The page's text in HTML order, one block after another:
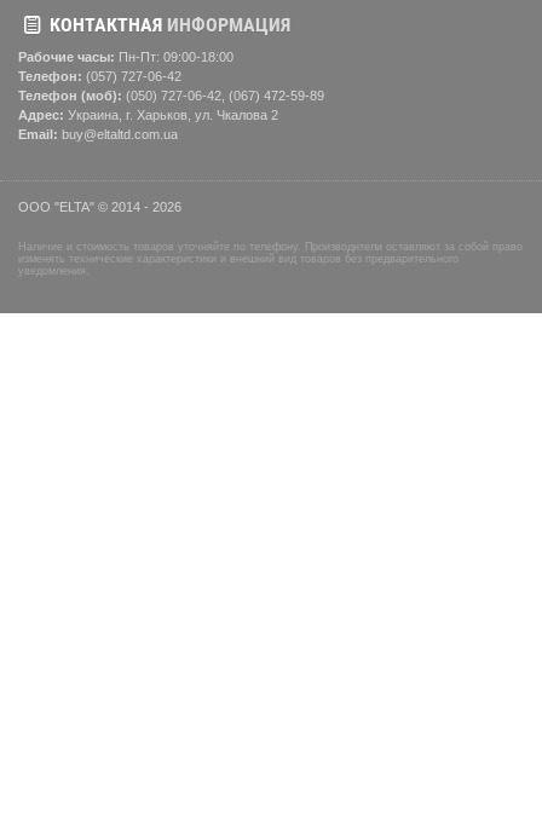
КОНТАКТНАЯ ИНФОРМАЦИЯ
Рабочие часы: Пн-Пт: 09:00-18:00
Телефон: (057) ‎727-06-42
Телефон (моб): (050) 727-06-42, (067) 472-59-89
Адрес: Украина, г. Харьков, ул. Чкалова 2
Email: buy@eltaltd.com.ua
ООО "ELTA" © 2014 - 2026
Наличие и стоимость товаров уточняйте по телефону. Производители оставляют за собой право
изменять технические характеристики и внешний вид товаров без предварительного
уведомления.